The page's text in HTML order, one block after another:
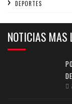
DEPORTES
NOTICIAS MAS